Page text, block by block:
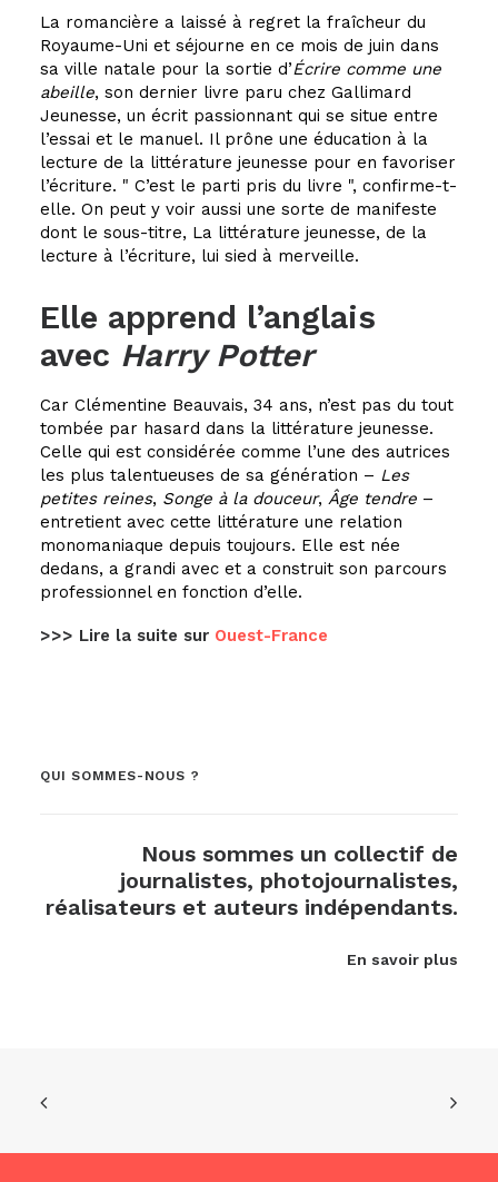
La romancière a laissé à regret la fraîcheur du
Royaume-Uni et séjourne en ce mois de juin dans
sa ville natale pour la sortie d’Écrire comme une
abeille, son dernier livre paru chez Gallimard
Jeunesse, un écrit passionnant qui se situe entre
l’essai et le manuel. Il prône une éducation à la
lecture de la littérature jeunesse pour en favoriser
l’écriture.
C’est le parti pris du livre , confirme-t-
elle. On peut y voir aussi une sorte de manifeste
dont le sous-titre, La littérature jeunesse, de la
lecture à l’écriture, lui sied à merveille.
Elle apprend l’anglais
avec Harry Potter
Car Clémentine Beauvais, 34 ans, n’est pas du tout
tombée par hasard dans la littérature jeunesse.
Celle qui est considérée comme l’une des autrices
les plus talentueuses de sa génération – Les
petites reines, Songe à la douceur, Âge tendre –
entretient avec cette littérature une relation
monomaniaque depuis toujours. Elle est née
dedans, a grandi avec et a construit son parcours
professionnel en fonction d’elle.
>>> Lire la suite sur Ouest-France
QUI SOMMES-NOUS ?
Nous sommes un collectif de
journalistes, photojournalistes,
réalisateurs et auteurs indépendants.
En savoir plus